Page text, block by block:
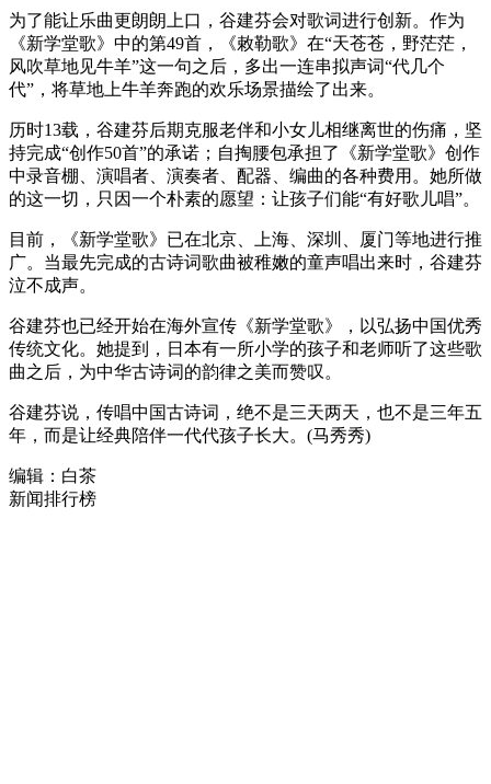
为了能让乐曲更朗朗上口，谷建芬会对歌词进行创新。作为
《新学堂歌》中的第49首，《敕勒歌》在“天苍苍，野茫茫，
风吹草地见牛羊”这一句之后，多出一连串拟声词“代几个
代”，将草地上牛羊奔跑的欢乐场景描绘了出来。
历时13载，谷建芬后期克服老伴和小女儿相继离世的伤痛，坚
持完成“创作50首”的承诺；自掏腰包承担了《新学堂歌》创作
中录音棚、演唱者、演奏者、配器、编曲的各种费用。她所做
的这一切，只因一个朴素的愿望：让孩子们能“有好歌儿唱”。
目前，《新学堂歌》已在北京、上海、深圳、厦门等地进行推
广。当最先完成的古诗词歌曲被稚嫩的童声唱出来时，谷建芬
泣不成声。
谷建芬也已经开始在海外宣传《新学堂歌》，以弘扬中国优秀
传统文化。她提到，日本有一所小学的孩子和老师听了这些歌
曲之后，为中华古诗词的韵律之美而赞叹。
谷建芬说，传唱中国古诗词，绝不是三天两天，也不是三年五
年，而是让经典陪伴一代代孩子长大。(马秀秀)
编辑：白茶
新闻排行榜